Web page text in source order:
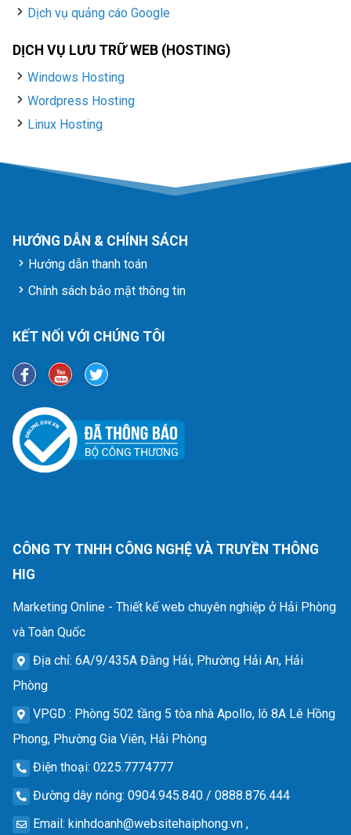
Dịch vụ quảng cáo Google
DỊCH VỤ LƯU TRỮ WEB (HOSTING)
Windows Hosting
Wordpress Hosting
Linux Hosting
HƯỚNG DẪN & CHÍNH SÁCH
Hướng dẫn thanh toán
Chính sách bảo mật thông tin
KẾT NỐI VỚI CHÚNG TÔI
CÔNG TY TNHH CÔNG NGHỆ VÀ TRUYỀN THÔNG
HIG
Marketing Online - Thiết kế web chuyên nghiệp ở Hải Phòng
và Toàn Quốc
Địa chỉ: 6A/9/435A Đằng Hải, Phường Hải An, Hải
Phòng
VPGD : Phòng 502 tầng 5 tòa nhà Apollo, lô 8A Lê Hồng
Phong, Phường Gia Viên, Hải Phòng
Điện thoại: 0225.7774777
Đường dây nóng: 0904.945.840 / 0888.876.444
Email : kinhdoanh@websitehaiphong.vn ,